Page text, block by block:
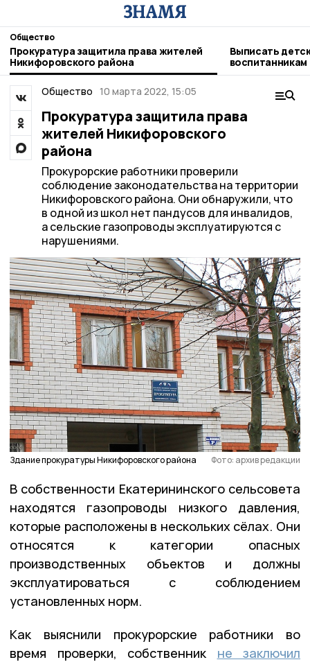
Общество
Прокуратура защитила права жителей
Никифоровского района
Выписать
никифоровцам
Общество 10 марта 2022, 15:05
Прокуратура защитила права
жителей Никифоровского
района
Прокурорские работники проверили
соблюдение законодательства на территории
Никифоровского района. Они обнаружили, что
в одной из школ нет пандусов для инвалидов,
а сельские газопроводы эксплуатируются с
нарушениями.
Здание прокуратуры Никифоровского района Фото: архив редакции
В собственности Екатерининского сельсовета
находятся газопроводы низкого давления,
которые расположены в нескольких сёлах. Они
относятся к категории опасных
производственных объектов и должны
эксплуатироваться с соблюдением
установленных норм.
Как выяснили прокурорские работники во
время проверки, собственник не заключил